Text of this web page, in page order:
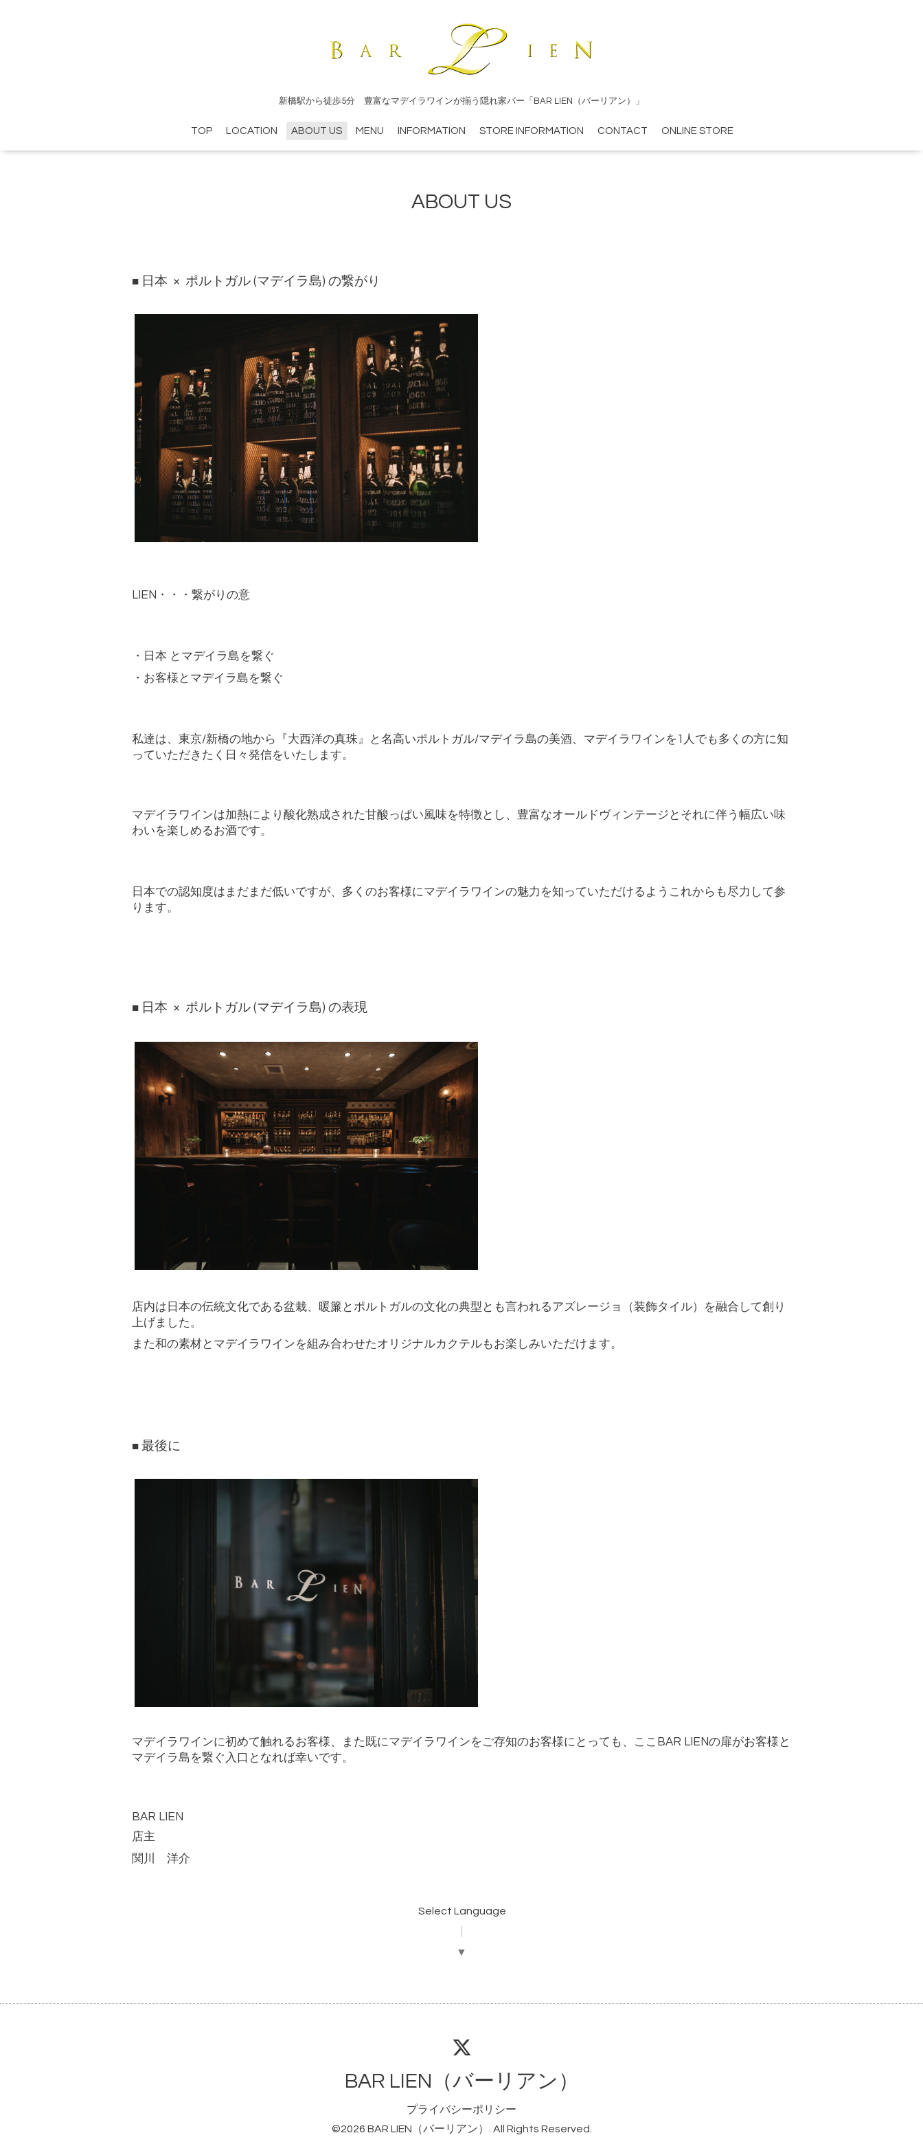
新橋駅から徒歩5分 豊富なマデイラワインが揃う隠れ家バー「BAR LIEN（バーリアン）」
TOP LOCATION ABOUT US MENU INFORMATION STORE INFORMATION CONTACT ONLINE STORE
ABOUT US
■ 日本 × ポルトガル (マデイラ島) の繋がり
LIEN ・・・繋がりの意
・日本 とマデイラ島を繋ぐ
・お客様とマデイラ島を繋ぐ
私達は、東京/新橋の地から『大西洋の真珠』と名高いポルトガル/マデイラ島の美酒、マデイラワインを1 人でも多くの方に知
っていただきたく日々発信をいたします。
マデイラワインは加熱により酸化熟成された甘酸っぱい風味を特徴とし、豊富なオールドヴィンテージとそれに伴う幅広い味
わいを楽しめるお酒です。
日本での認知度はまだまだ低いですが、多くのお客様にマデイラワインの魅力を知っていただけるようこれからも尽力して参
ります。
■ 日本 × ポルトガル (マデイラ島) の表現
店内は日本の伝統文化である盆栽、暖簾とポルトガルの文化の典型とも言われるアズレージョ（装飾タイル）を融合して創り
上げました。
また和の素材とマデイラワインを組み合わせたオリジナルカクテルもお楽しみいただけます。
■ 最後に
マデイラワインに初めて触れるお客様、また既にマデイラワインをご存知のお客様にとっても、ここ BAR LIENの扉がお客様と
マデイラ島を繋ぐ入口となれば幸いです。
BAR LIEN
店主
関川 洋介
Select Language
▼
BAR LIEN（バーリアン）
プライバシーポリシー
©2026 BAR LIEN（バーリアン） . All Rights Reserved.